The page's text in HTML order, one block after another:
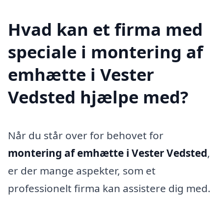
Hvad kan et firma med
speciale i montering af
emhætte i Vester
Vedsted hjælpe med?
Når du står over for behovet for
montering af emhætte i Vester Vedsted,
er der mange aspekter, som et
professionelt firma kan assistere dig med.